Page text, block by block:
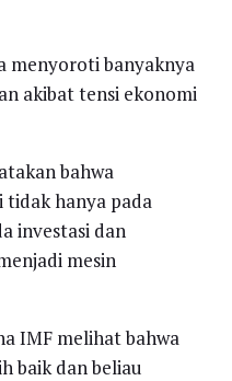
menyoroti banyaknya
akibat tensi ekonomi
bahwa
hanya pada
investasi dan
mesin
IMF melihat bahwa
baik dan beliau